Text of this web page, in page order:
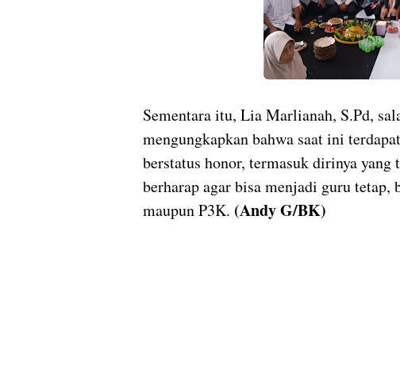
Sementara itu, Lia Marlianah, S.Pd,
mengungkapkan bahwa saat ini
berstatus honor, termasuk dirinya
berharap agar bisa menjadi guru tetap,
maupun P3K. (Andy G/BK)